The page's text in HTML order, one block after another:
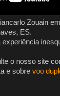
Zouain
ES.
o nosso site
e sobre voo